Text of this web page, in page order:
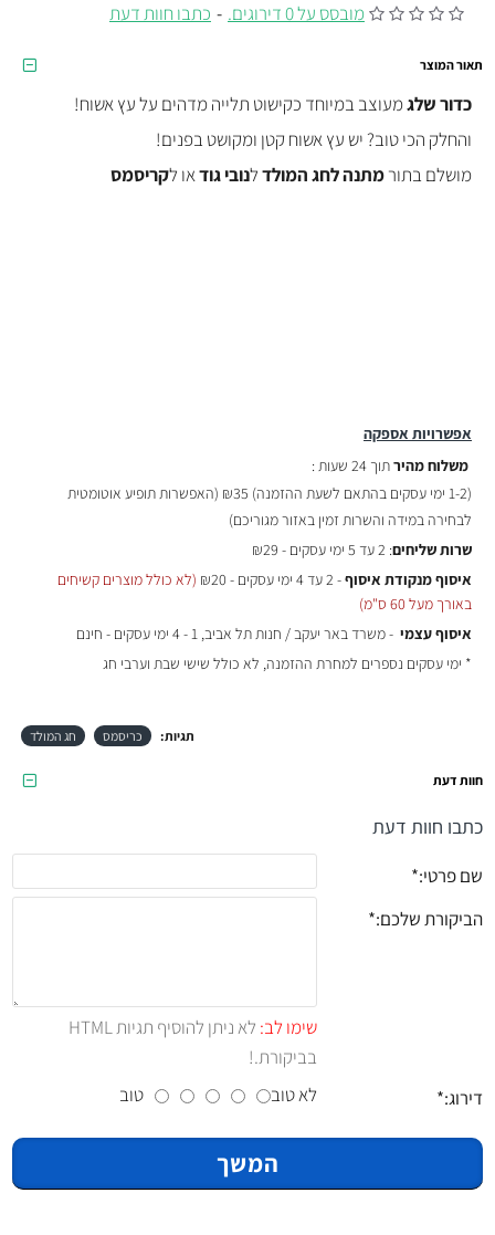
מובסס על 0 דירוגים. - כתבו חוות דעת
אפשרויות אספקה
משלוח מהירתוך 24 שעות :
(1-2 ימי עסקים בהתאם לשעת ההזמנה)
₪35 (האפשרות תופיע אוטומטית
לבחירה במידה והשרות זמין באזור מגוריכם)
שרות שליחים: 2 עד 5 ימי עסקים - ₪29
איסוף מנקודת איסוף- 2 עד 4 ימי עסקים - ₪20
(לא כולל מוצרים קשיחים
באורך מעל 60 ס"מ)
איסוף עצמי - משרד באר יעקב / חנות תל אביב, 1 - 4 ימי עסקים - חינם
* ימי עסקים נספרים למחרת ההזמנה, לא כולל שישי שבת וערבי חג
תאור המוצר
כדור שלגמעוצב במיוחד כקישוט תלייה מדהים על עץ אשוח!
והחלק הכי טוב? יש עץ אשוח קטן ומקושט בפנים!
מושלם בתורמתנה לחג המולדלנובי גודאו לקריסמס
תגיות: כריסמס חג המולד
חוות דעת
כתבו חוות דעת
שם פרטי:
הביקורת שלכם:
שימו לב:
לא ניתן להוסיף תגיות HTML
בביקורת.!
דירוג:
לא טוב טוב
המשך